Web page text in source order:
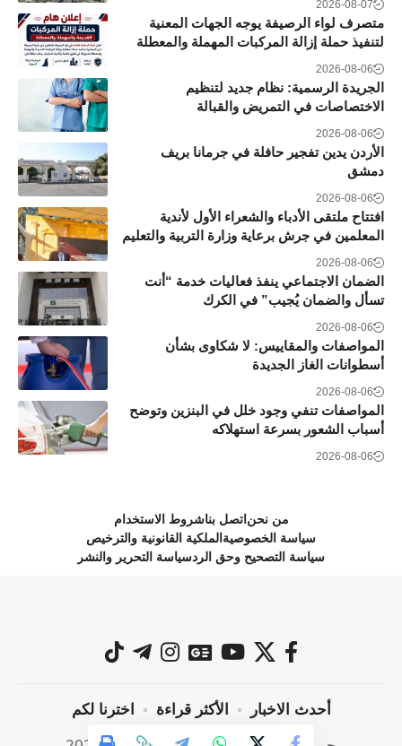
2026-08-07
متصرف لواء الرصيفة يوجه الجهات المعنية
لتنفيذ حملة إزالة المركبات المهملة والمعطلة
2026-08-06
الجريدة الرسمية: نظام جديد لتنظيم
الاختصاصات في التمريض والقبالة
2026-08-06
الأردن يدين تفجير حافلة في جرمانا بريف
دمشق
2026-08-06
افتتاح ملتقى الأدباء والشعراء الأول لأندية
المعلمين في جرش برعاية وزارة التربية والتعليم
2026-08-06
الضمان الاجتماعي ينفذ فعاليات خدمة “أنت
تسأل والضمان يُجيب” في الكرك
2026-08-06
المواصفات والمقاييس: لا شكاوى بشأن
أسطوانات الغاز الجديدة
2026-08-06
المواصفات تنفي وجود خلل في البنزين وتوضح
أسباب الشعور بسرعة استهلاكه
2026-08-06
من نحن اتصل بناشروط الاستخدام
سياسة الخصوصية الملكية القانونية والترخيص
سياسة التصحيح وحق الردسياسة التحرير والنشر
أحدث الاخبار الأكثر قراءة اخترنا لكم